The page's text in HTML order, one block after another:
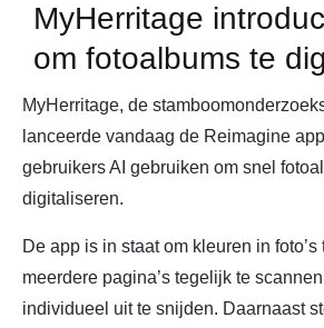
MyHerritage
om fotoalbums te
MyHerritage, de
lanceerde vandaag de Reimagine
gebruikers AI gebruiken om snel
digitaliseren.
De app is in staat om kleuren in foto’s
meerdere pagina’s tegelijk te scannen
individueel uit te snijden. Daarnaast